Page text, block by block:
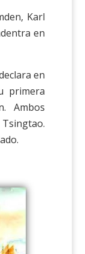
Karl
en
en
primera
Ambos